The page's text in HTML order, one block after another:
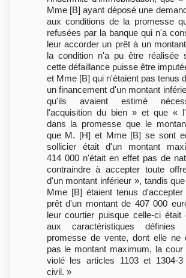
Mme [B] ayant déposé une
aux conditions de la promesse
refusées par la banque qui n'a
leur accorder un prêt à un
la condition n'a pu être réalisée
cette défaillance puisse être
et Mme [B] qui n'étaient pas tenus
un financement d'un montant
qu'ils avaient estimé
l'acquisition du bien » et que «
dans la promesse que le
que M. [H] et Mme [B] se sont
sollicier était d'un montant
414 000 n'était en effet pas de
contraindre à accepter toute
d'un montant inférieur », tandis
Mme [B] étaient tenus
prêt d'un montant de 407 000
leur courtier puisque celle-ci était
aux caractéristiques
promesse de vente, dont elle ne
pas le montant maximum, la cour
violé les articles 1103 et 1304-
civil. »